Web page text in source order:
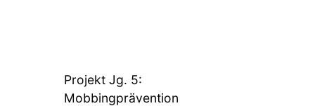
Projekt Jg. 5:
Mobbingprävention